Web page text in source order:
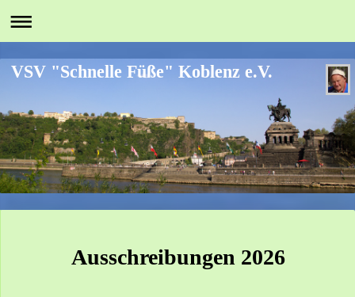
VSV "Schnelle Füße" Koblenz e.V.
Ausschreibungen 2026